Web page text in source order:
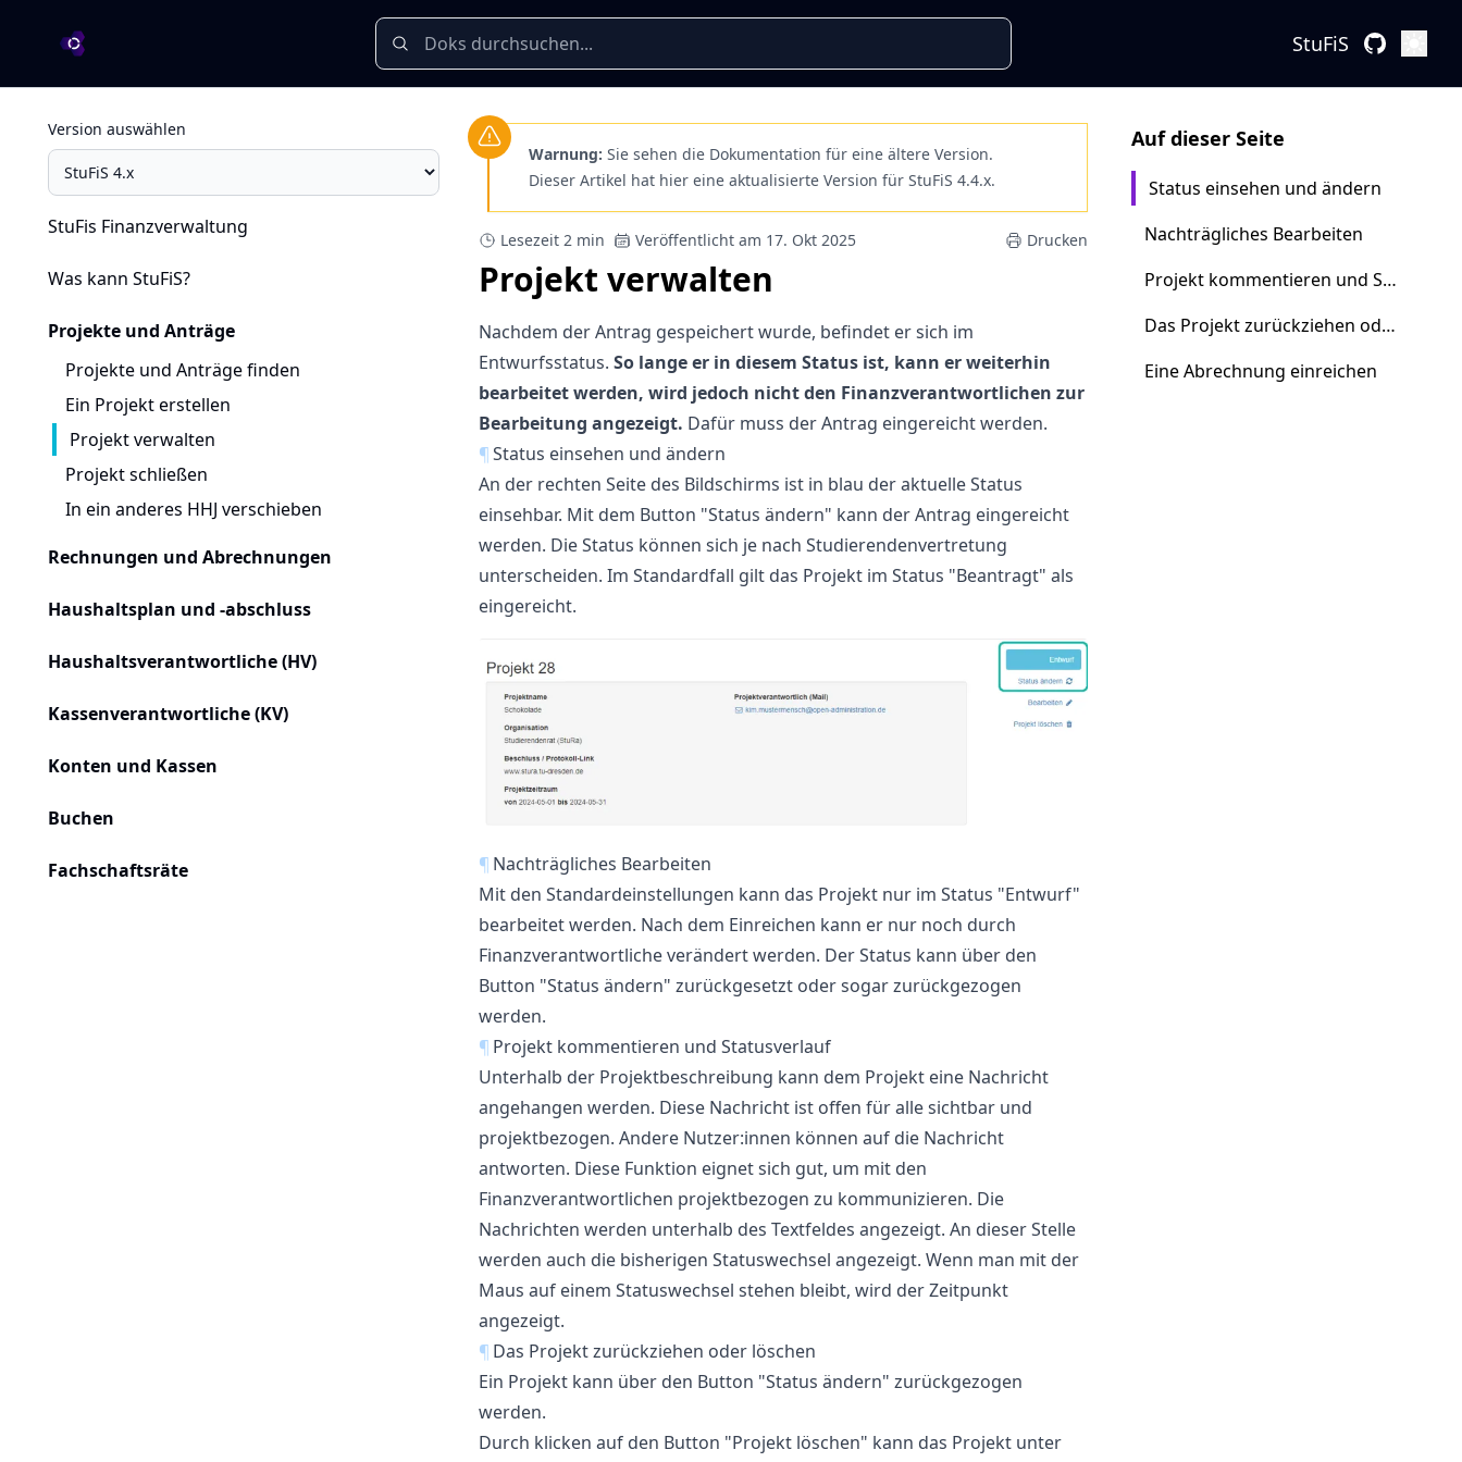
OA Dokumentation
StuFiS
Version auswählen
StuFis Finanzverwaltung
Was kann StuFiS?
Projekte und Anträge
Projekte und Anträge finden
Ein Projekt erstellen
Projekt verwalten
Projekt schließen
In ein anderes HHJ verschieben
Rechnungen und Abrechnungen
Haushaltsplan und -abschluss
Haushaltsverantwortliche (HV)
Kassenverantwortliche (KV)
Konten und Kassen
Buchen
Fachschaftsräte
Warnung: Sie sehen die Dokumentation für eine ältere Version.
Dieser Artikel hat hier eine aktualisierte Version für StuFiS 4.4.x.
Lesezeit 2 min Veröffentlicht am 17. Okt 2025 Drucken
Projekt verwalten
Nachdem der Antrag gespeichert wurde, befindet er sich im
Entwurfsstatus. So lange er in diesem Status ist, kann er weiterhin
bearbeitet werden, wird jedoch nicht den Finanzverantwortlichen zur
Bearbeitung angezeigt. Dafür muss der Antrag eingereicht werden.
¶Status einsehen und ändern
An der rechten Seite des Bildschirms ist in blau der aktuelle Status
einsehbar. Mit dem Button "Status ändern" kann der Antrag eingereicht
werden. Die Status können sich je nach Studierendenvertretung
unterscheiden. Im Standardfall gilt das Projekt im Status "Beantragt" als
eingereicht.
¶ Nachträgliches Bearbeiten
Mit den Standardeinstellungen kann das Projekt nur im Status "Entwurf"
bearbeitet werden. Nach dem Einreichen kann er nur noch durch
Finanzverantwortliche verändert werden. Der Status kann über den
Button "Status ändern" zurückgesetzt oder sogar zurückgezogen
werden.
¶ Projekt kommentieren und Statusverlauf
Unterhalb der Projektbeschreibung kann dem Projekt eine Nachricht
angehangen werden. Diese Nachricht ist offen für alle sichtbar und
projektbezogen. Andere Nutzer:innen können auf die Nachricht
antworten. Diese Funktion eignet sich gut, um mit den
Finanzverantwortlichen projektbezogen zu kommunizieren. Die
Nachrichten werden unterhalb des Textfeldes angezeigt. An dieser Stelle
werden auch die bisherigen Statuswechsel angezeigt. Wenn man mit der
Maus auf einem Statuswechsel stehen bleibt, wird der Zeitpunkt
angezeigt.
¶ Das Projekt zurückziehen oder löschen
Ein Projekt kann über den Button "Status ändern" zurückgezogen
werden.
Durch klicken auf den Button "Projekt löschen" kann das Projekt unter
Auf dieser Seite
Status einsehen und ändern
Nachträgliches Bearbeiten
Projekt kommentieren und Statusverlauf
Das Projekt zurückziehen oder löschen
Eine Abrechnung einreichen